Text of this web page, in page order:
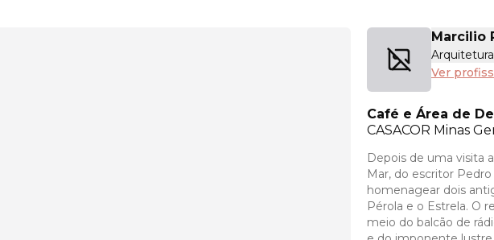
Marcilio
Arquitetura
Ver
Café e Área de
CASACOR Minas
Depois de uma visita
Mar, do escritor
homenagear dois
Pérola e o Estrela. O
meio do balcão de